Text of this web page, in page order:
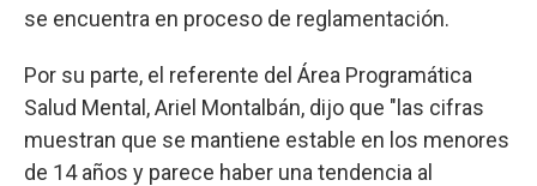
se encuentra en proceso de reglamentación.
Por su parte, el referente del Área Programática
Salud Mental, Ariel Montalbán, dijo que "las cifras
muestran que se mantiene estable en los menores
de 14 años y parece haber una tendencia al